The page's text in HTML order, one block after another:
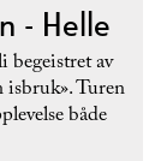
- Helle
av
isbruk». Turen
både